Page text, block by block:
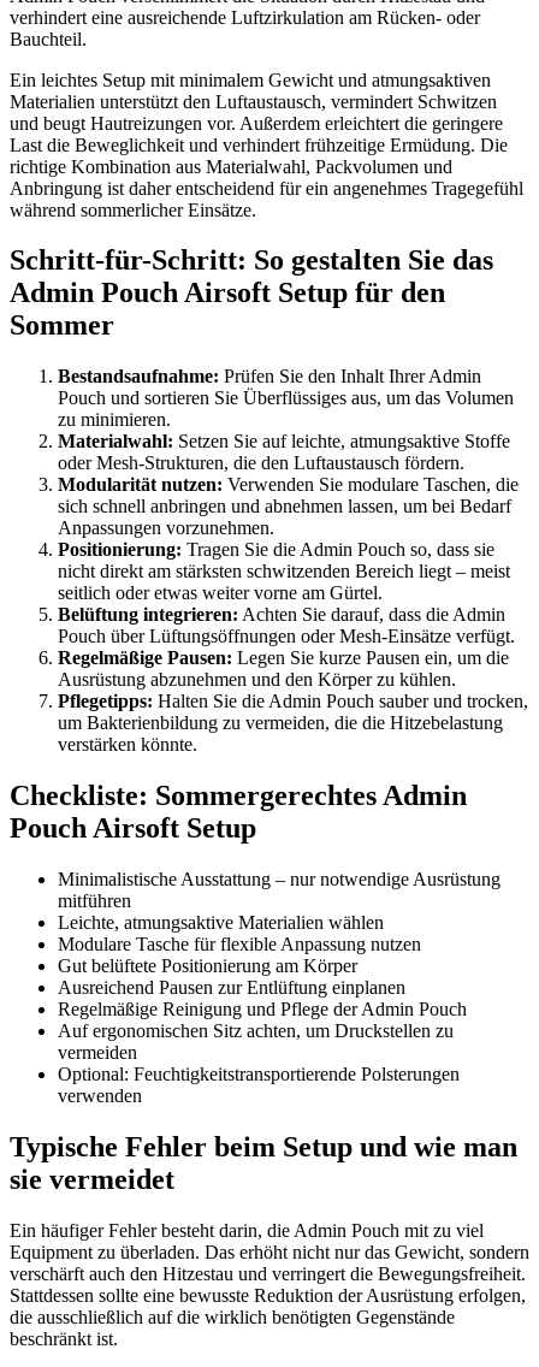
verhindert eine ausreichende Luftzirkulation am Rücken- oder
Bauchteil.
Ein leichtes Setup mit minimalem Gewicht und atmungsaktiven
Materialien unterstützt den Luftaustausch, vermindert Schwitzen
und beugt Hautreizungen vor. Außerdem erleichtert die geringere
Last die Beweglichkeit und verhindert frühzeitige Ermüdung. Die
richtige Kombination aus Materialwahl, Packvolumen und
Anbringung ist daher entscheidend für ein angenehmes Tragegefühl
während sommerlicher Einsätze.
Schritt-für-Schritt: So gestalten Sie das
Admin Pouch Airsoft Setup für den
Sommer
Bestandsaufnahme: Prüfen Sie den Inhalt Ihrer Admin
Pouch und sortieren Sie Überflüssiges aus, um das Volumen
zu minimieren.
Materialwahl: Setzen Sie auf leichte, atmungsaktive Stoffe
oder Mesh-Strukturen, die den Luftaustausch fördern.
Modularität nutzen: Verwenden Sie modulare Taschen, die
sich schnell anbringen und abnehmen lassen, um bei Bedarf
Anpassungen vorzunehmen.
Positionierung: Tragen Sie die Admin Pouch so, dass sie
nicht direkt am stärksten schwitzenden Bereich liegt – meist
seitlich oder etwas weiter vorne am Gürtel.
Belüftung integrieren: Achten Sie darauf, dass die Admin
Pouch über Lüftungsöffnungen oder Mesh-Einsätze verfügt.
Regelmäßige Pausen: Legen Sie kurze Pausen ein, um die
Ausrüstung abzunehmen und den Körper zu kühlen.
Pflegetipps: Halten Sie die Admin Pouch sauber und trocken,
um Bakterienbildung zu vermeiden, die die Hitzebelastung
verstärken könnte.
Checkliste: Sommergerechtes Admin
Pouch Airsoft Setup
Minimalistische Ausstattung – nur notwendige Ausrüstung
mitführen
Leichte, atmungsaktive Materialien wählen
Modulare Tasche für flexible Anpassung nutzen
Gut belüftete Positionierung am Körper
Ausreichend Pausen zur Entlüftung einplanen
Regelmäßige Reinigung und Pflege der Admin Pouch
Auf ergonomischen Sitz achten, um Druckstellen zu
vermeiden
Optional: Feuchtigkeitstransportierende Polsterungen
verwenden
Typische Fehler beim Setup und wie man
sie vermeidet
Ein häufiger Fehler besteht darin, die Admin Pouch mit zu viel
Equipment zu überladen. Das erhöht nicht nur das Gewicht, sondern
verschärft auch den Hitzestau und verringert die Bewegungsfreiheit.
Stattdessen sollte eine bewusste Reduktion der Ausrüstung erfolgen,
die ausschließlich auf die wirklich benötigten Gegenstände
beschränkt ist.